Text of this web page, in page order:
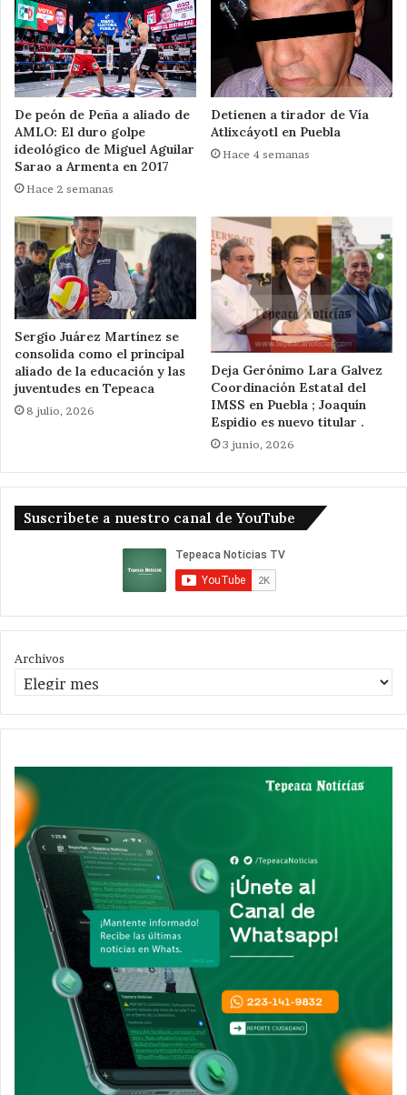
De peón de Peña a aliado de
AMLO: El duro golpe
ideológico de Miguel Aguilar
Sarao a Armenta en 2017
Hace 2 semanas
Detienen a tirador de Vía
Atlixcáyotl en Puebla
Hace 4 semanas
Sergio Juárez Martínez se
consolida como el principal
aliado de la educación y las
juventudes en Tepeaca
8 julio, 2026
Deja Gerónimo Lara Galvez
Coordinación Estatal del
IMSS en Puebla ; Joaquín
Espidio es nuevo titular .
3 junio, 2026
Suscribete a nuestro canal de YouTube
Archivos